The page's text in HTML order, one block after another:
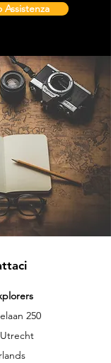
Assistenza
250